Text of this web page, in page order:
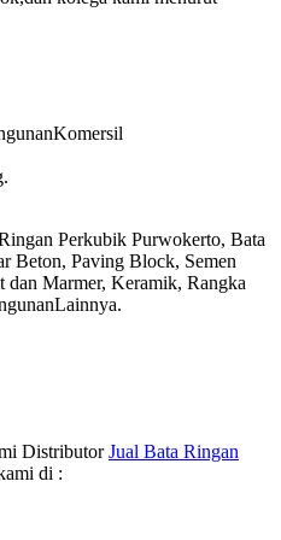
Perkubik Purwokerto, Bata
Beton, Paving Block, Semen
Marmer, Keramik, Rangka
DistributorJual Bata Ringan
di :